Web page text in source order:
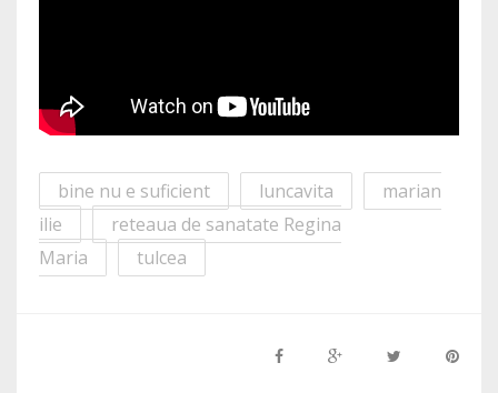
bine nu e suficient luncavita
marian
ilie
reteaua de sanatate Regina
Maria
tulcea